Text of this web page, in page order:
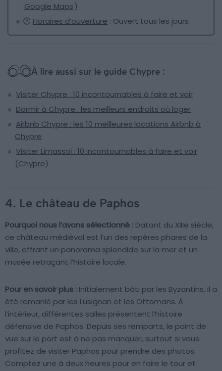
Google Maps)
🕐 Horaires d’ouverture : Ouvert tous les jours
À lire aussi sur le guide Chypre :
Visiter Chypre : 10 incontournables à faire et voir
Dormir à Chypre : les meilleurs endroits où loger
Airbnb Chypre : les 10 meilleures locations Airbnb à
Chypre
Visiter Limassol : 10 incontournables à faire et voir
(Chypre)
4. Le château de Paphos
Pourquoi nous l’avons sélectionné : Datant du XIIIe siècle,
ce château médiéval est l’un des repères phares de la
ville, offrant un panorama splendide sur la mer et un
musée retraçant l’histoire locale.
Pour en savoir plus : Initialement bâti par les Byzantins, il a
été remanié par les Lusignan et les Ottomans. À
l’intérieur, différentes salles présentent l’histoire
défensive de Paphos. Depuis ses remparts, le point de
vue sur le port est à ne pas manquer, surtout si vous
profitez de visiter Paphos pour prendre des photos.
Comptez une à deux heures pour en faire le tour et